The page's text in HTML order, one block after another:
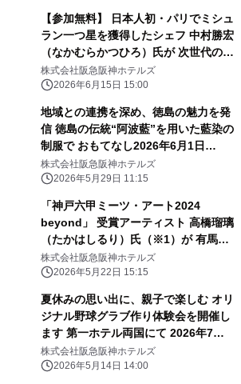
【参加無料】 日本人初・パリでミシュ
ラン一つ星を獲得したシェフ 中村勝宏
（なかむらかつひろ）氏が 次世代の料
理人へ伝える開業25周年記念講演会
「食品ロス削減 私たちの責務」を開催
株式会社阪急阪神ホテルズ
2026年6月15日 15:00
地域との連携を深め、徳島の魅力を発
信 徳島の伝統“阿波藍”を用いた藍染の
制服で おもてなし2026年6月1日
（月）から 夏季限定で着用開始
株式会社阪急阪神ホテルズ
2026年5月29日 11:15
「神戸六甲ミーツ・アート2024
beyond」 受賞アーティスト 高橋瑠璃
（たかはしるり）氏（※1）が 有馬温
泉の石で五右衛門風呂釜に石彫刻！
“浸かれる現代アート”が 「有馬温泉
株式会社阪急阪神ホテルズ
2026年5月22日 15:15
夏休みの思い出に、親子で楽しむ オリ
ジナル野球グラブ作り体験会を開催し
ます 第一ホテル両国にて 2026年7月
29日（水）
株式会社阪急阪神ホテルズ
2026年5月14日 14:00